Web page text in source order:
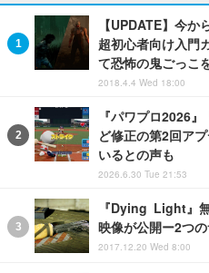
【UPDATE】今
超初心者向け入門
て恐怖の鬼ごっこ
2018.4.4 Wed 18:00
『パワプロ2026
ど修正の第2回ア
いるとの声も
2026.6.30 Tue 21:53
『Dying Light』
映像が公開ー2つ
2017.12.20 Wed 8:00